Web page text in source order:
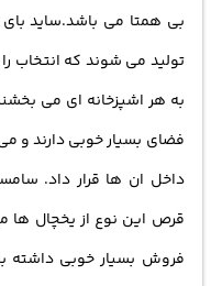
بی همتا می باشد.ساید
تولید می شوند که انتخاب را
به هر اشپزخانه ای می
فضای بسیار خوبی دارند و
داخل ان ها قرار داد.
قرص این نوع از یخچال ها
فروش بسیار خوبی داشته